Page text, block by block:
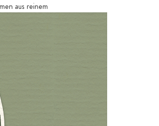
aus reinem
Vitamin C plus
und
Komplex